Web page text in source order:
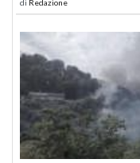
di Redazione